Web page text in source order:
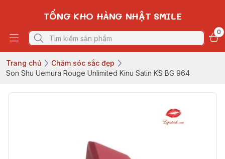
TỔNG KHO HÀNG NHẬT SMILE
0
Trang chủ
Chăm sóc sắc đẹp
Son Shu Uemura Rouge Unlimited Kinu Satin KS BG 964